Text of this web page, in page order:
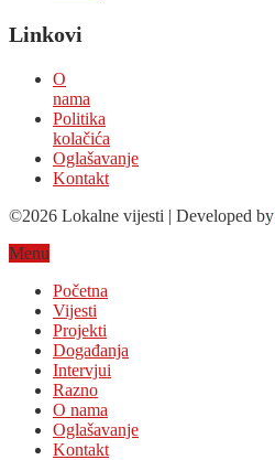
Linkovi
O
nama
Politika
kolačića
Oglašavanje
Kontakt
©2026 Lokalne vijesti | Developed by
Menu
Početna
Vijesti
Projekti
Događanja
Intervjui
Razno
O nama
Oglašavanje
Kontakt